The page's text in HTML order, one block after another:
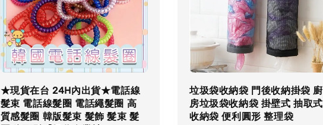
★現貨在台 24H內出貨★電話線
髮束 電話線髮圈 電話繩髮圈 高
質感髮圈 韓版髮束 髮飾 髮束 髮
垃圾袋收納袋 門後收納掛袋 廚
房垃圾袋收納袋 掛壁式 抽取式
收納袋 便利圓形 整理袋